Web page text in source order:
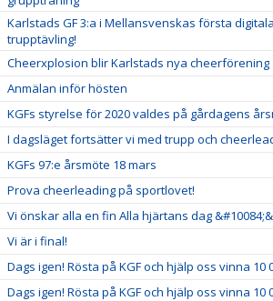
Karlstads GF 3:a i Mellansvenskas första digitala
trupptävling!
Cheerxplosion blir Karlstads nya cheerförening
Anmälan inför hösten
KGFs styrelse för 2020 valdes på gårdagens
I dagsläget fortsätter vi med trupp och
KGFs 97:e årsmöte 18 mars
Prova cheerleading på sportlovet!
Vi önskar alla en fin Alla hjärtans dag
Vi är i final!
Dags igen! Rösta på KGF och hjälp oss vinna 10
Dags igen! Rösta på KGF och hjälp oss vinna 10